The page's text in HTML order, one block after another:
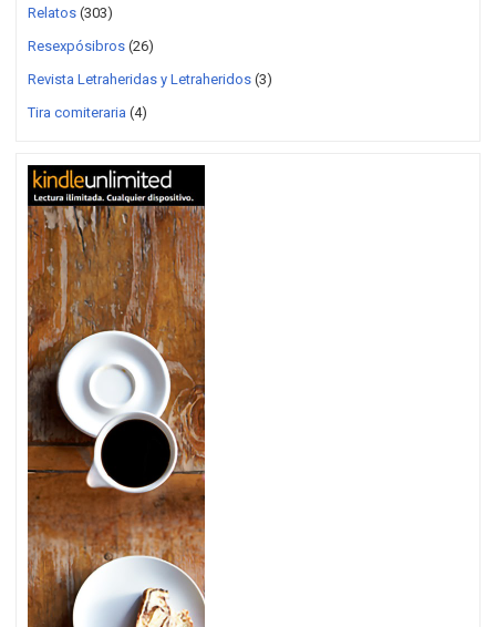
Relatos (303)
Resexpósibros (26)
Revista Letraheridas y Letraheridos (3)
Tira comiteraria (4)